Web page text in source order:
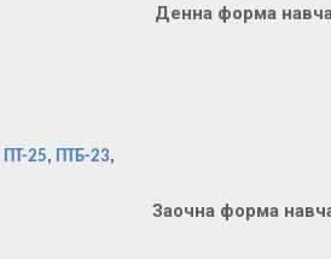
Денна форма
ПТ-25, ПТБ-23,
Заочна форма